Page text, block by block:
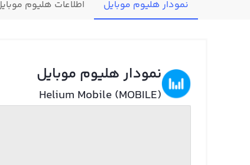
نمودار هلیوم موبایل اطلاعات هلیوم
نمودار هلیوم موبایل
Helium Mobile (MOBILE)